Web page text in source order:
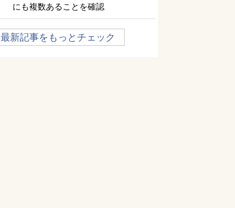
にも複数あることを確認
最新記事をもっとチェック